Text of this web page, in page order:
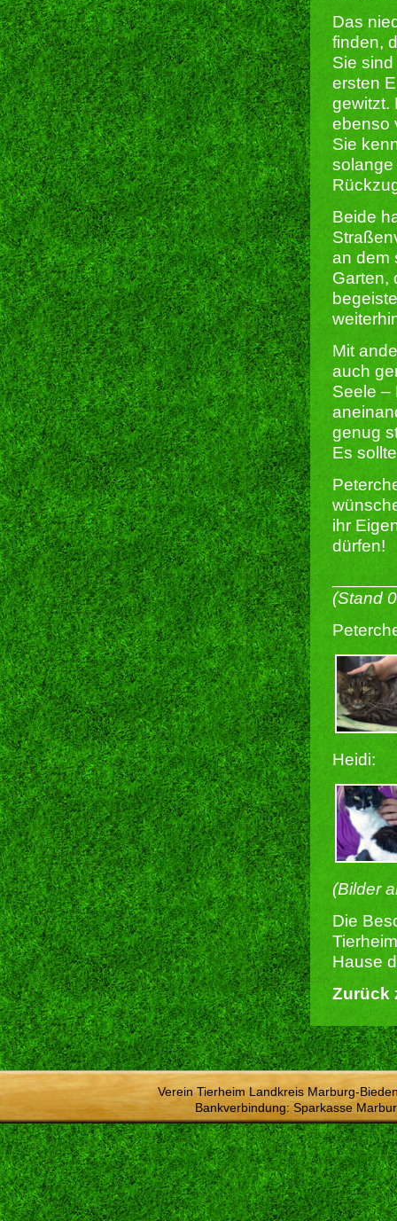
Das
finden,
Sie
ersten
gewitzt.
ebenso
Sie
Beide
an dem
Garten,
Mit
auch
Seele –
genug
Es
ihr
dürfen!
(Stand
Heidi:
(Bilder
Die
Hause
Zurück
Verein Tierheim Landkreis Marburg-
Bankverbindung: Sparkasse